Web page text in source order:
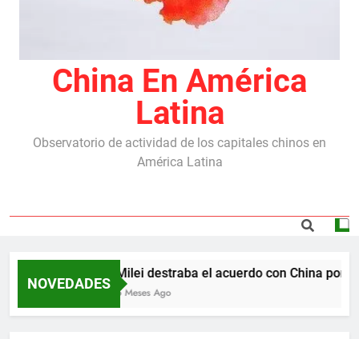
China En América
Latina
Observatorio de actividad de los capitales chinos en
América Latina
NOVEDADES
Milei destraba el acuerdo con China por
5 Meses Ago